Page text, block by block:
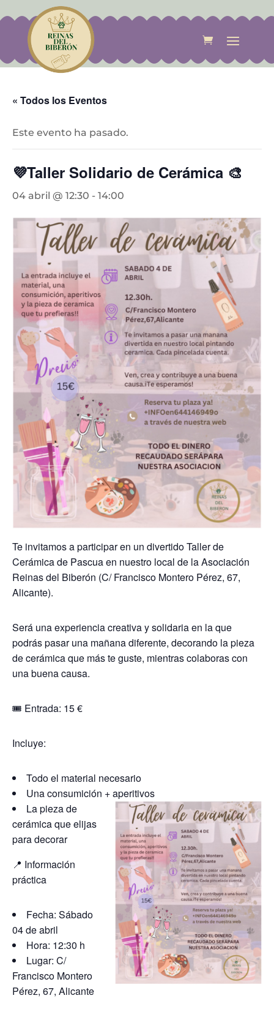
« Todos los Eventos
Este evento ha pasado.
💜Taller Solidario de Cerámica 🎨
04 abril @ 12:30 - 14:00
Te invitamos a participar en un divertido Taller de
Cerámica de Pascua en nuestro local de la Asociación
Reinas del Biberón (C/ Francisco Montero Pérez, 67,
Alicante).
Será una experiencia creativa y solidaria en la que
podrás pasar una mañana diferente, decorando la pieza
de cerámica que más te guste, mientras colaboras con
una buena causa.
🎟️ Entrada: 15 €
Incluye:
Todo el material necesario
Una consumición + aperitivos
La pieza de
cerámica que elijas
para decorar
📍 Información
práctica
Fecha: Sábado
04 de abril
Hora: 12:30 h
Lugar: C/
Francisco Montero
Pérez, 67, Alicante